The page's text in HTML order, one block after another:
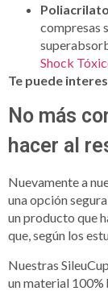
compresas
Shock
Te puede
No más
hacer al
Nuevamente a
una opción
un producto que
que, según los
Nuestras
un material